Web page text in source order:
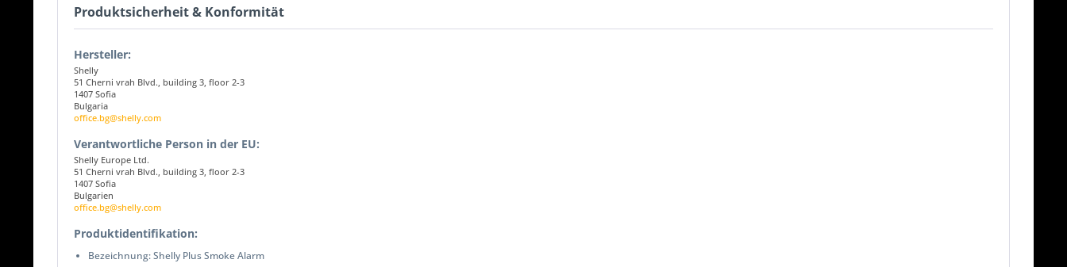
Produktsicherheit & Konformität
Hersteller:
Shelly
51 Cherni vrah Blvd., building 3, floor 2-3
1407 Sofia
Bulgaria
office.bg@shelly.com
Verantwortliche Person in der EU:
Shelly Europe Ltd.
51 Cherni vrah Blvd., building 3, floor 2-3
1407 Sofia
Bulgarien
office.bg@shelly.com
Produktidentifikation:
Bezeichnung: Shelly Plus Smoke Alarm